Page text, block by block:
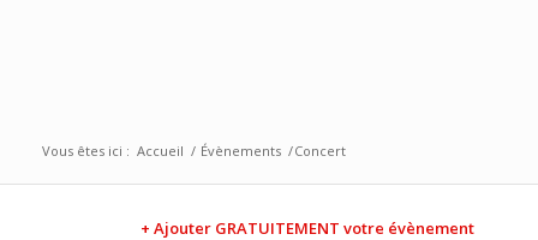
Vous êtes ici : Accueil / Évènements /Concert
+ Ajouter GRATUITEMENT votre évènement